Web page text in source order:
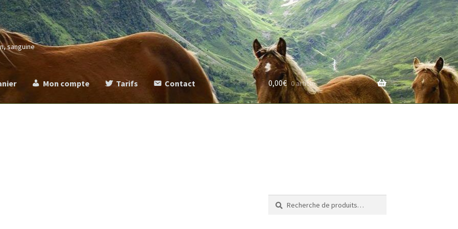
sanguine
Mon compte Tarifs Contact 0,00€ 0 article
Recherche
pour :
Recherche